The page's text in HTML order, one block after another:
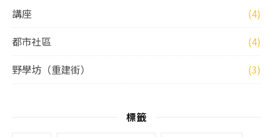
講座
(4)
都市社區
(4)
野學坊（重建街）
(3)
標籤